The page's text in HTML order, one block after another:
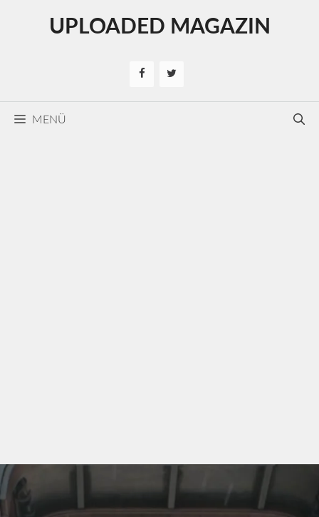
UPLOADED MAGAZIN
MENÜ